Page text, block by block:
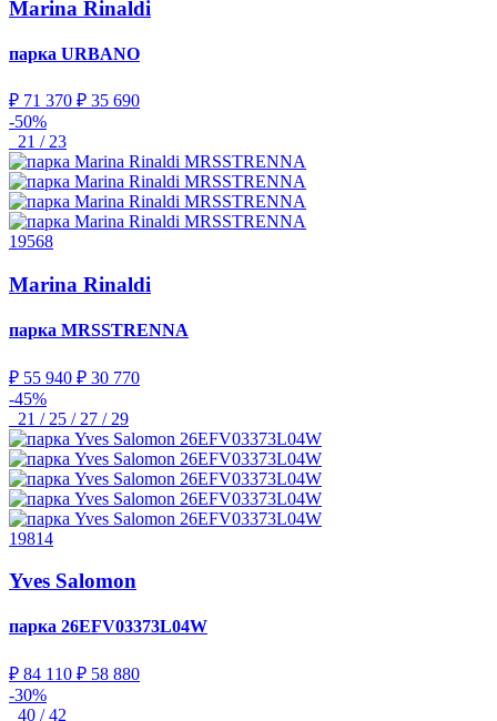
Marina Rinaldi
парка URBANO
₽ 71 370 ₽ 35 690
-50%
21 / 23
19568
Marina Rinaldi
парка MRSSTRENNA
₽ 55 940 ₽ 30 770
-45%
21 / 25 / 27 / 29
19814
Yves Salomon
парка 26EFV03373L04W
₽ 84 110 ₽ 58 880
-30%
40 / 42